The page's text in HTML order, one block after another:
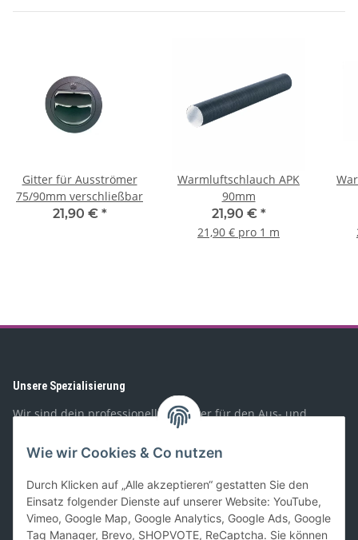
Wie wir Cookies & Co nutzen
Durch Klicken auf „Alle akzeptieren“ gestatten Sie den
Einsatz folgender Dienste auf unserer Website: YouTube,
Vimeo, Google Map, Google Analytics, Google Ads, Google
Tag Manager, Brevo, SHOPVOTE, ReCaptcha. Sie können
Gitter für Ausströmer
75/90mm verschließbar
21,90 € *
Warmluftschlauch APK
90mm
21,90 € *
21,90 € pro 1 m
Unsere Spezialisierung
Wir sind dein professioneller Partner für den Aus- und
Umbau von Wohnmobilen, Booten, Geländewagen,
Spezialfahrzeugen, und PKW-Anhängern. Mit unserem
Sortiment richten wir uns sowohl an Privat- als auch
Geschäftskunden.
Gesetzliches